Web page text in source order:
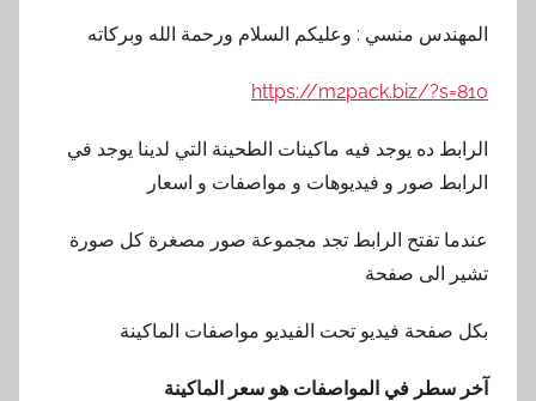
المهندس منسي : وعليكم السلام ورحمة الله وبركاته
https://m2pack.biz/?s=810
الرابط ده يوجد فيه ماكينات الطحينة التي لدينا يوجد في
الرابط صور و فيديوهات و مواصفات و اسعار
عندما تفتح الرابط تجد مجموعة صور مصغرة كل صورة
تشير الى صفحة
بكل صفحة فيديو تحت الفيديو مواصفات الماكينة
آخر سطر في المواصفات هو سعر الماكينة